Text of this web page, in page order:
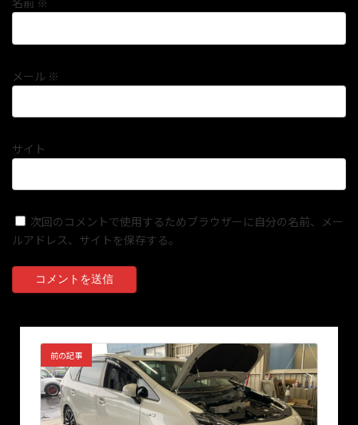
名前 ※
メール ※
サイト
次回のコメントで使用するためブラウザーに自分の名前、メー
ルアドレス、サイトを保存する。
前の記事